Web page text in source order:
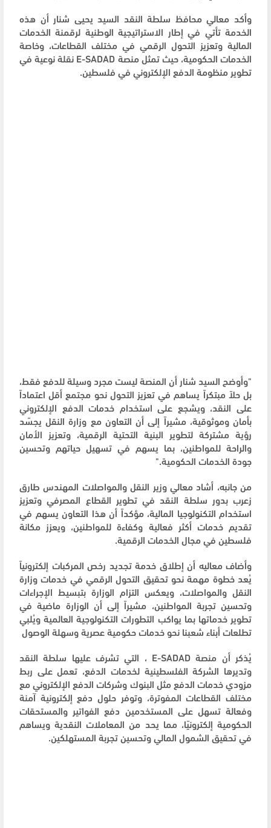
وأكد معالي محافظ سلطة النقد السيد يحيى شنار أن هذه
الخدمة تأتي في إطار الاستراتيجية الوطنية لرقمنة الخدمات
المالية وتعزيز التحول الرقمي في مختلف القطاعات، وخاصة
الخدمات الحكومية، حيث تمثل منصة E-SADAD نقلة نوعية في
تطوير منظومة الدفع الإلكتروني في فلسطين.
"وأوضح السيد شنار أن المنصة ليست مجرد وسيلة للدفع فقط،
بل حلاً مبتكراً يساهم في تعزيز التحول نحو مجتمع أقل اعتماداً
على النقد، ويشجع على استخدام خدمات الدفع الإلكتروني
بأمان وموثوقية، مشيراً إلى أن التعاون مع وزارة النقل يجسّد
رؤية مشتركة لتطوير البنية التحتية الرقمية، وتعزيز الأمان
والراحة للمواطنين، بما يسهم في تسهيل حياتهم وتحسين
جودة الخدمات الحكومية."
من جانبه، أشاد معالي وزير النقل والمواصلات المهندس طارق
زعرب بدور سلطة النقد في تطوير القطاع المصرفي وتعزيز
استخدام التكنولوجيا المالية، مؤكداً أن هذا التعاون يسهم في
تقديم خدمات أكثر فعالية وكفاءة للمواطنين، ويعزز مكانة
فلسطين في مجال الخدمات الرقمية.
وأضاف معاليه أن إطلاق خدمة تجديد رخص المركبات إلكترونياً
يُعد خطوة مهمة نحو تحقيق التحول الرقمي في خدمات وزارة
النقل والمواصلات، ويعكس التزام الوزارة بتبسيط الإجراءات
وتحسين تجربة المواطنين، مشيراً إلى أن الوزارة ماضية في
تطوير خدماتها بما يواكب التطورات التكنولوجية العالمية ويُلبي
تطلعات أبناء شعبنا نحو خدمات حكومية عصرية وسهلة الوصول
يُذكر أن منصة E-SADAD ، التي تشرف عليها سلطة النقد
وتديرها الشركة الفلسطينية لخدمات الدفع، تعمل على ربط
مزودي خدمات الدفع مثل البنوك وشركات الدفع الإلكتروني مع
مختلف القطاعات المفوترة، وتوفر حلول دفع إلكترونية آمنة
وفعالة تسهل على المستخدمين دفع الفواتير والمستحقات
الحكومية إلكترونيًا، مما يحد من المعاملات النقدية ويساهم
في تحقيق الشمول المالي وتحسين تجربة المستهلكين.